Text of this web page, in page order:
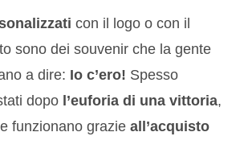
con il logo o con il
sono dei souvenir che la gente
a dire: Io c’ero! Spesso
dopo l’euforia di una vittoria,
funzionano grazieall’acquisto